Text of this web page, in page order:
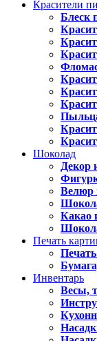
Красители
Блеск
Шоколад
Декор
Велюр
Какао
Печать
Печать
Инвентарь
Весы,